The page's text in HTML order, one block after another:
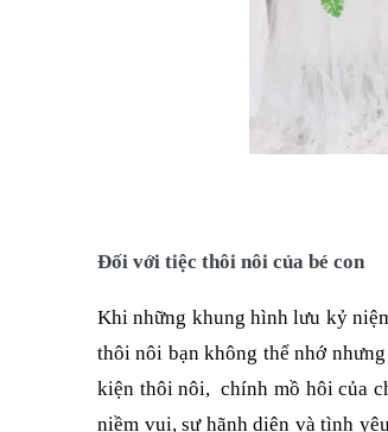
Đối với tiệc thôi nôi của bé con
Khi những khung hình lưu kỷ
thôi nôi bạn không thể nhớ
kiện thôi nôi, chính mồ hôi của
niềm vui, sự hãnh diện và tình